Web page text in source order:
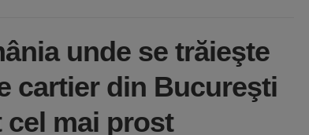
unde se trăieşte
cartier din Bucureşti
cel mai prost